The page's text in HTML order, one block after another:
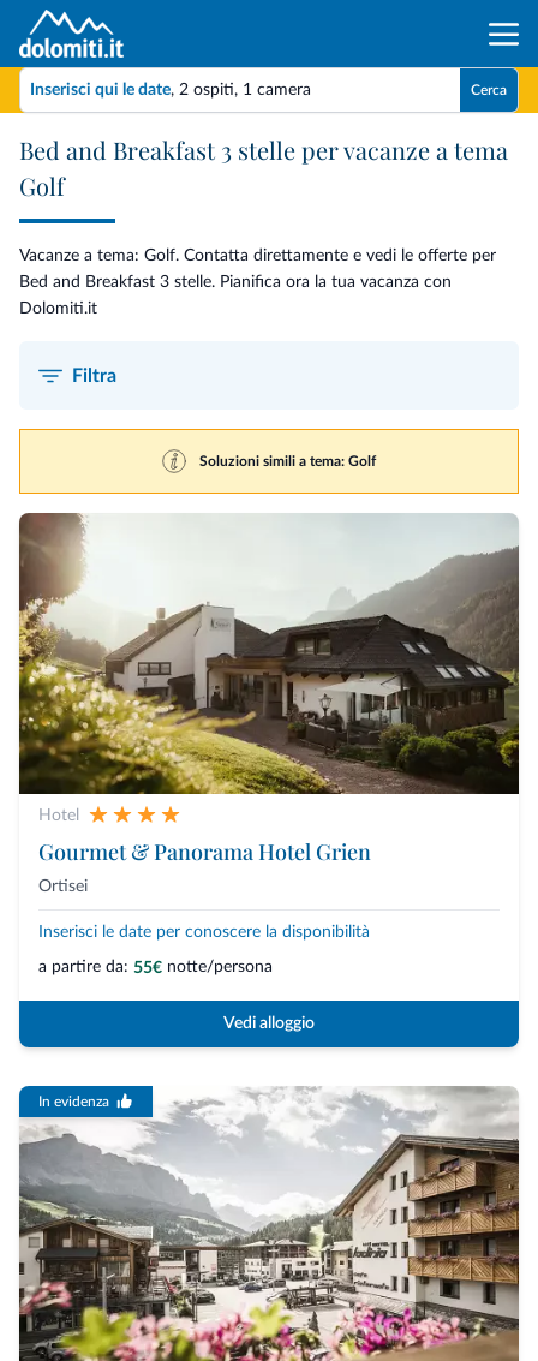
Inserisci qui le date, 2 ospiti, 1 camera Cerca
Bed and Breakfast 3 stelle per vacanze a tema
Golf
Vacanze a tema: Golf. Contatta direttamente e vedi le offerte per
Bed and Breakfast 3 stelle. Pianifica ora la tua vacanza con
Dolomiti.it
Filtra
Soluzioni simili a tema: Golf
Hotel
Gourmet & Panorama Hotel Grien
Ortisei
Inserisci le date per conoscere la disponibilità
a partire da: 55€ notte/persona
Vedi alloggio
In evidenza